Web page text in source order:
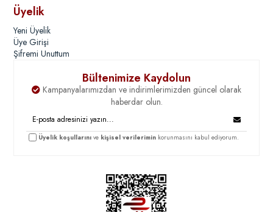
Üyelik
Yeni Üyelik
Üye Girişi
Şifremi Unuttum
Bültenimize Kaydolun
Kampanyalarımızdan ve indirimlerimizden güncel olarak
haberdar olun.
Üyelik koşullarını ve kişisel verilerimin korunmasını kabul ediyorum.